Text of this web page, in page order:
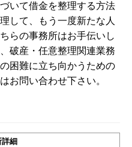
いて借金を整理する方法
して、もう一度新たな人
らの事務所はお手伝いし
破産・任意整理関連業務
困難に立ち向かうための
お問い合わせ下さい。
詳細